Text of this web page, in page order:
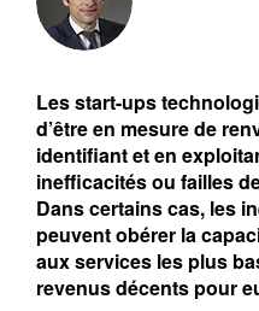
Les start-ups
d’être en mesure de
identifiant et en
inefficacités ou failles
Dans certains cas, les
peuvent obérer la
aux services les plus
revenus décents pour